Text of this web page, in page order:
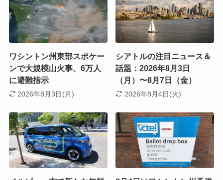
ワシントン州東部スポケー
ンで大規模山火事、6万人
に避難指示
2026年8月3日(月)
シアトルの注目ニュース＆
話題：2026年8月3日
（月）〜8月7日（金）
2026年8月4日(火)